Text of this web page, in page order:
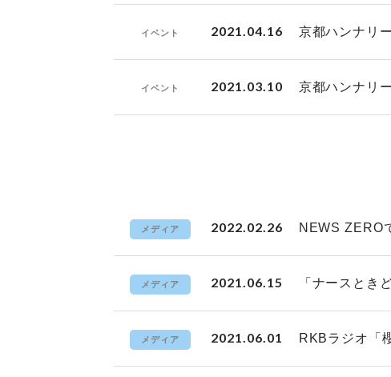
イベント 2021.04.16 京都ハンナリ
イベント 2021.03.10 京都ハンナリ
メディア 2022.02.26 NEWS ZERO
メディア 2021.06.15 「ナースとき
メディア 2021.06.01 RKBラジオ「